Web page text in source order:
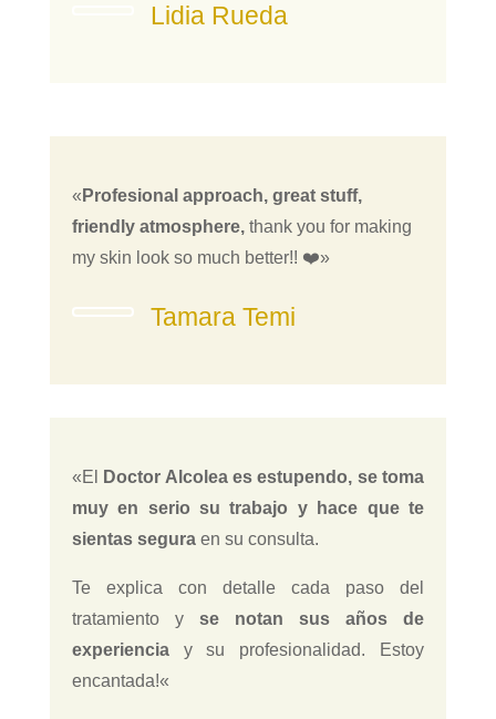
Lidia Rueda
« Profesional approach, great stuff,
friendly atmosphere,thank you for making
my skin look so much better!! ❤️»
Tamara Temi
«El
Doctor Alcolea es estupendo, se toma
muy en serio su trabajo y hace que te
sientas seguraen su consulta.
Te explica con detalle cada paso del
tratamiento y se notan sus años de
experienciay su profesionalidad. Estoy
encantada!«